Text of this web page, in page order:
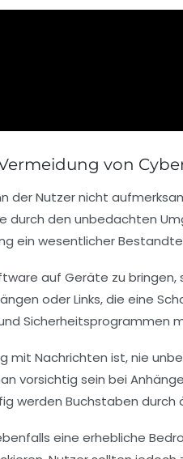
von
der Nutzer nicht
den unbedachten
ein wesentlicher
auf Geräte zu
oder Links, die eine
Sicherheitsprogrammen
mit Nachrichten ist, nie
vorsichtig sein bei
werden Buchstaben
eine erhebliche